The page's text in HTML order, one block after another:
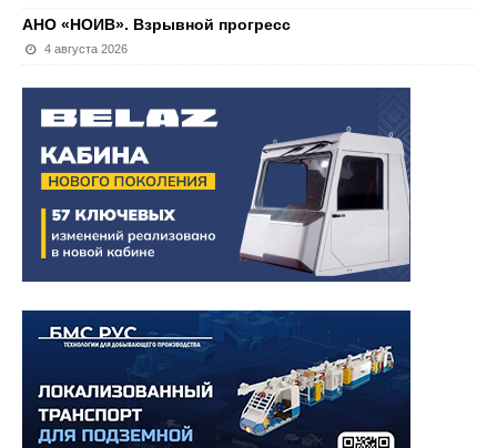
АНО «НОИВ». Взрывной прогресс
4 августа 2026